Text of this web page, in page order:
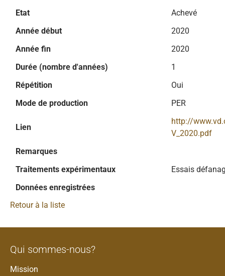
Etat
Achevé
Année début
2020
Année fin
2020
Durée (nombre d'années)
1
Répétition
Oui
Mode de production
PER
Lien
http://
V_2020.pdf
Remarques
Traitements expérimentaux
Essais
Données enregistrées
Retour à la liste
Qui sommes-nous?
Mission